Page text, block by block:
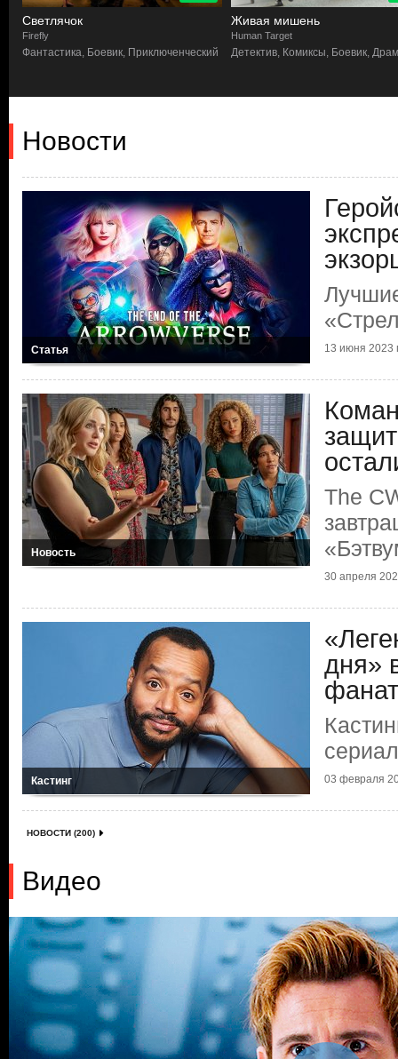
Светлячок
Firefly
Фантастика, Боевик, Приключенческий
Живая мишень
Human Target
Детектив, Комиксы, Боевик,
Новости
Статья 13 июня 2023
Новость
The
30 апреля
Кастинг
дня»
03 февраля
НОВОСТИ (200)
Видео